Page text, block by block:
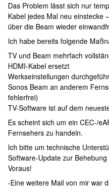
Das Problem lässt sich nur
Kabel jedes Mal neu einstecke
über die Beam wieder
Ich habe bereits folgende
TV und Beam mehrfach
HDMI-Kabel ersetzt
Werkseinstellungen
Sonos Beam an anderem
fehlerfrei)
TV-Software ist auf dem
Es scheint sich um ein CEC-/
Fernsehers zu handeln.
Ich bitte um technische
Software-Update zur
Voraus!
-Eine weitere Mail von mir war